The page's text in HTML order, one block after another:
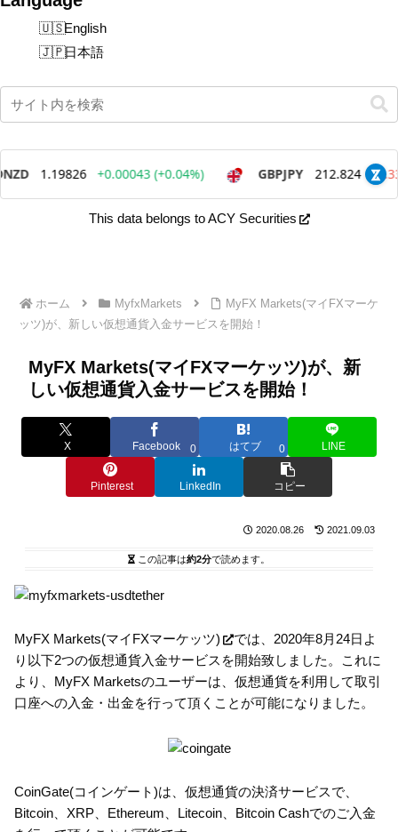
English
日本語
This data belongs to ACY Securities
ホーム MyfxMarkets
MyFX Markets(マイFXマーケ
ッツ)が、新しい仮想通貨入金サービスを開始！
MyFX Markets(マイFXマーケッツ)が、新
しい仮想通貨入金サービスを開始！
X Facebook 0 はてブ 0 LINE
Pinterest LinkedIn コピー
2020.08.26 2021.09.03
この記事は約2分で読めます。
MyFX Markets(マイFXマーケッツ)
では、2020年8月24日よ
り以下2つの仮想通貨入金サービスを開始致しました。これに
より、MyFX Marketsのユーザーは、仮想通貨を利用して取引
口座への入金・出金を行って頂くことが可能になりました。
CoinGate(コインゲート)は、仮想通貨の決済サービスで、
Bitcoin、XRP、Ethereum、Litecoin、Bitcoin Cashでのご入金